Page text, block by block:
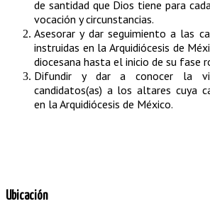
de santidad que Dios tiene para
vocación y circunstancias.
Asesorar y dar seguimiento a las
instruidas en la Arquidiócesis de
diocesana hasta el inicio de su fase
Difundir y dar a conocer la
candidatos(as) a los altares cuya
en la Arquidiócesis de México.
Ubicación